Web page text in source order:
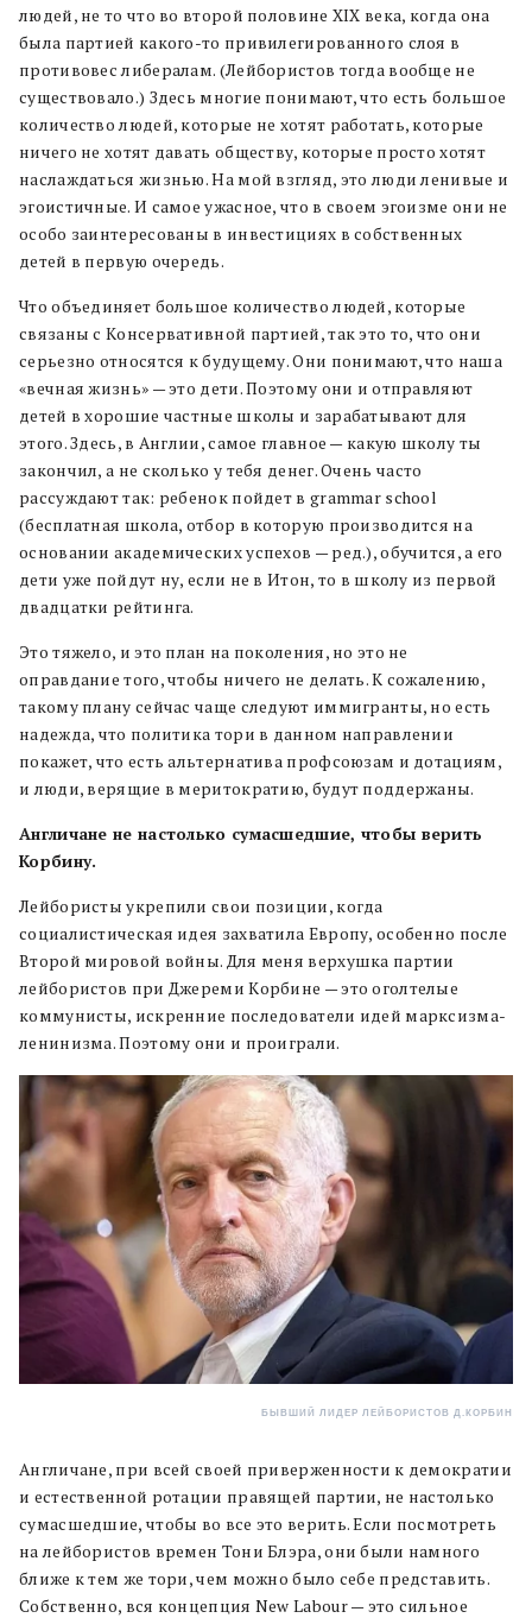
людей, не то что во второй половине XIX века, когда она
была партией какого-то привилегированного слоя в
противовес либералам. (Лейбористов тогда вообще не
существовало.) Здесь многие понимают, что есть большое
количество людей, которые не хотят работать, которые
ничего не хотят давать обществу, которые просто хотят
наслаждаться жизнью. На мой взгляд, это люди ленивые и
эгоистичные. И самое ужасное, что в своем эгоизме они не
особо заинтересованы в инвестициях в собственных
детей в первую очередь.
Что объединяет большое количество людей, которые
связаны с Консервативной партией, так это то, что они
серьезно относятся к будущему. Они понимают, что наша
«вечная жизнь» — это дети. Поэтому они и отправляют
детей в хорошие частные школы и зарабатывают для
этого. Здесь, в Англии, самое главное — какую школу ты
закончил, а не сколько у тебя денег. Очень часто
рассуждают так: ребенок пойдет в grammar school
(бесплатная школа, отбор в которую производится на
основании академических успехов — ред.), обучится, а его
дети уже пойдут ну, если не в Итон, то в школу из первой
двадцатки рейтинга.
Это тяжело, и это план на поколения, но это не
оправдание того, чтобы ничего не делать. К сожалению,
такому плану сейчас чаще следуют иммигранты, но есть
надежда, что политика тори в данном направлении
покажет, что есть альтернатива профсоюзам и дотациям,
и люди, верящие в меритократию, будут поддержаны.
Англичане не настолько сумасшедшие, чтобы верить
Корбину.
Лейбористы укрепили свои позиции, когда
социалистическая идея захватила Европу, особенно после
Второй мировой войны. Для меня верхушка партии
лейбористов при Джереми Корбине — это оголтелые
коммунисты, искренние последователи идей марксизма-
ленинизма. Поэтому они и проиграли.
БЫВШИЙ ЛИДЕР ЛЕЙБОРИСТОВ Д.КОРБИН
Англичане, при всей своей приверженности к демократии
и естественной ротации правящей партии, не настолько
сумасшедшие, чтобы во все это верить. Если посмотреть
на лейбористов времен Тони Блэра, они были намного
ближе к тем же тори, чем можно было себе представить.
Собственно, вся концепция New Labour — это сильное